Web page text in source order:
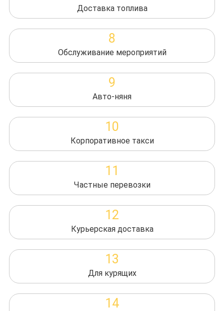
Доставка топлива
8
Обслуживание мероприятий
9
Авто-няня
10
Корпоративное такси
11
Частные перевозки
12
Курьерская доставка
13
Для курящих
14